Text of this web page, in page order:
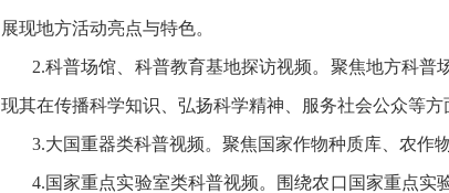
展现地方活动亮点与特色。
2.科普场馆、科普教育基地探访视频。聚焦地方科
现其在传播科学知识、弘扬科学精神、服务社会公众等方
3.大国重器类科普视频。聚焦国家作物种质库、农作
4.国家重点实验室类科普视频。围绕农口国家重点